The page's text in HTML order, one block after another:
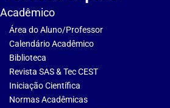
Acadêmico
Área do Aluno/Professor
Calendário Acadêmico
Biblioteca
Revista SAS & Tec CEST
Iniciação Científica
Normas Acadêmicas